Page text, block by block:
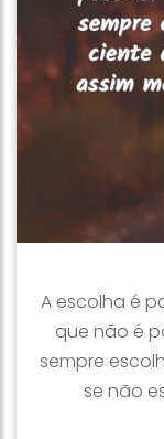
A escolha é
que não é
sempre
se não